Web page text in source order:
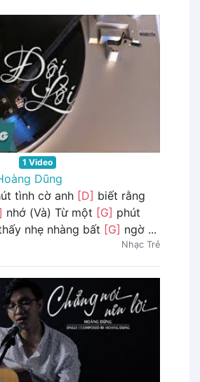
1 Video
Dũng
tình cờ anh [D] biết rằng
nhớ (Và) Từ một [G] phút
nhẹ nhàng bất [G] ngờ ...
Nhạc Trẻ